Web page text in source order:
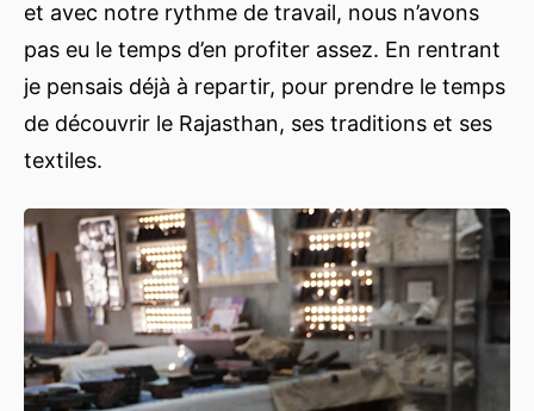
et avec notre rythme de travail, nous n’avons
pas eu le temps d’en profiter assez. En rentrant
je pensais déjà à repartir, pour prendre le temps
de découvrir le Rajasthan, ses traditions et ses
textiles.